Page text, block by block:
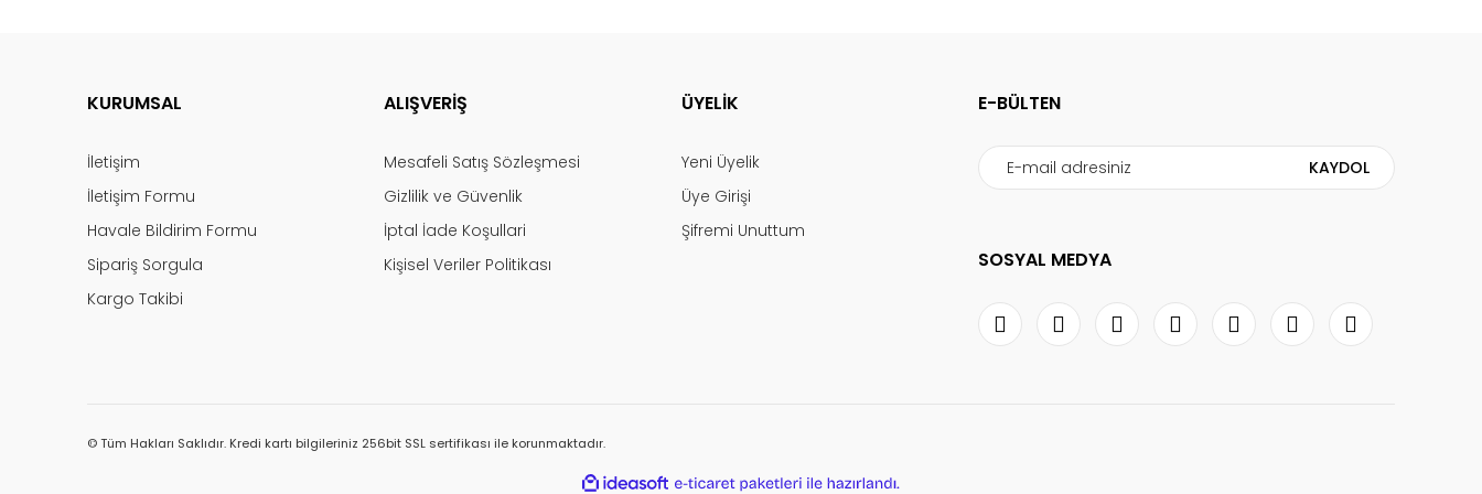
KURUMSAL
İletişim
İletişim Formu
Havale Bildirim Formu
Sipariş Sorgula
Kargo Takibi
ALIŞVERİŞ
Mesafeli Satış Sözleşmesi
Gizlilik ve Güvenlik
İptal İade Koşullari
Kişisel Veriler Politikası
ÜYELİK
Yeni Üyelik
Üye Girişi
Şifremi Unuttum
E-BÜLTEN
KAYDOL
SOSYAL MEDYA
© Tüm Hakları Saklıdır. Kredi kartı bilgileriniz 256bit SSL sertifikası ile korunmaktadır.
ideasoft e-